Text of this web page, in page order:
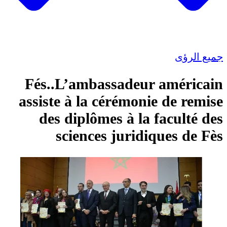
جميع الرؤى
Fés..L’ambassadeur américain
assiste à la cérémonie de remise
des diplômes à la faculté des
sciences juridiques de Fès